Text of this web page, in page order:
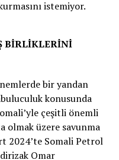
istemiyor.
BİRLİKLERİNİ
bir yandan
konusunda
çeşitli önemli
olmak üzere savunma
2024’te Somali Petrol
Omar